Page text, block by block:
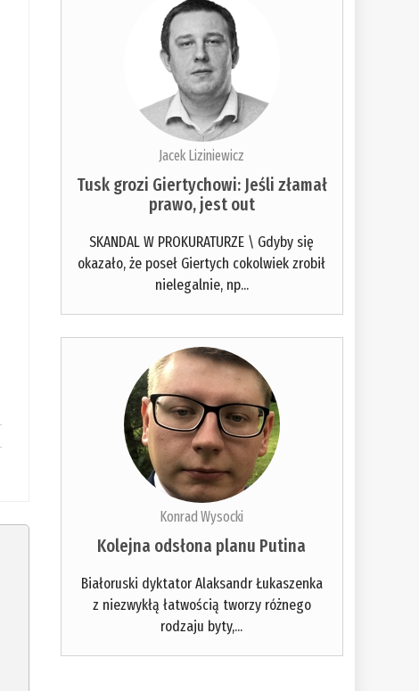
Jacek Liziniewicz
Tusk grozi Giertychowi: Jeśli złamał
prawo, jest out
SKANDAL W PROKURATURZE \ Gdyby się
okazało, że poseł Giertych cokolwiek zrobił
nielegalnie, np...
Konrad Wysocki
Kolejna odsłona planu Putina
Białoruski dyktator Alaksandr Łukaszenka
z niezwykłą łatwością tworzy różnego
rodzaju byty,...